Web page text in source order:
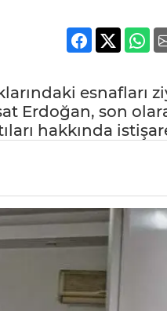
esnafları
Erdoğan, son
hakkında